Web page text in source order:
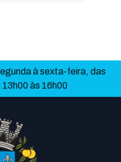
à sexta-feira, das
às 16h00